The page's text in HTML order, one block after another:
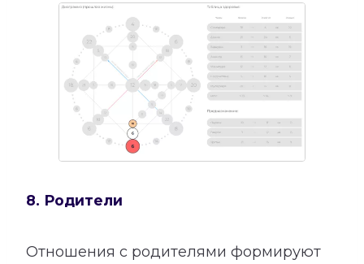
8. Родители
Отношения с родителями формируют